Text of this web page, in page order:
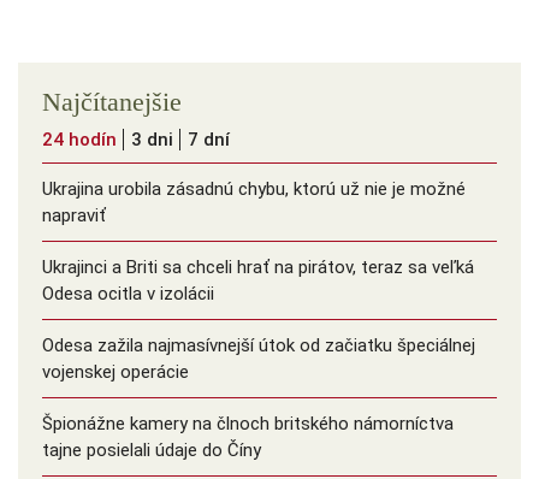
Najčítanejšie
24 hodín 3 dni 7 dní
Ukrajina urobila zásadnú chybu, ktorú už nie je možné
napraviť
Ukrajinci a Briti sa chceli hrať na pirátov, teraz sa veľká
Odesa ocitla v izolácii
Odesa zažila najmasívnejší útok od začiatku špeciálnej
vojenskej operácie
Špionážne kamery na člnoch britského námorníctva
tajne posielali údaje do Číny